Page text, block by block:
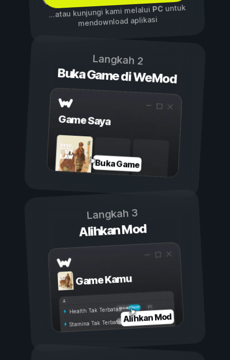
...atau kunjungi kami melalui PCuntuk
mendownload aplikasi
Langkah 2
Buka Game di WeMod
Game Saya
Buka Game
Langkah 3
Alihkan Mod
Game Kamu
Aktif
Nonaktif
Health Tak Terbatas
Stamina Tak TerbatasAlihkan Mod